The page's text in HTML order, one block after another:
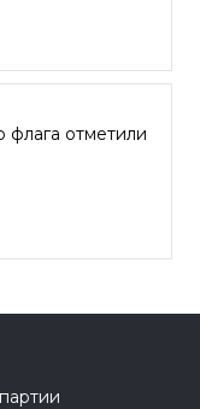
флага отметили